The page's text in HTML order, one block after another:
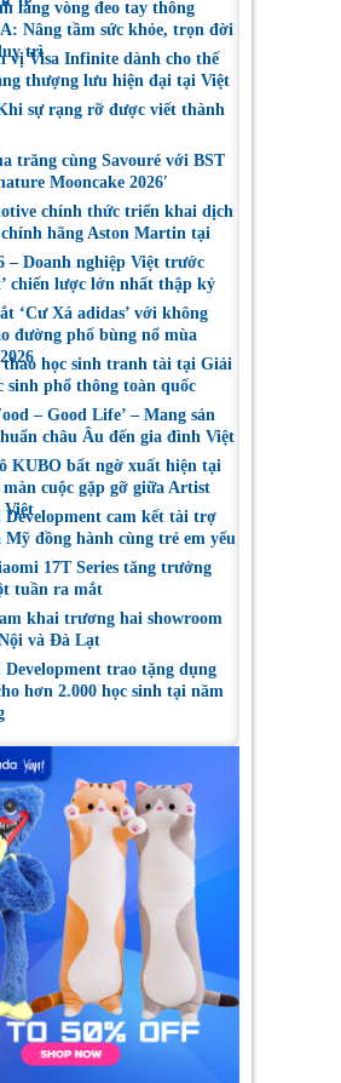
làng vòng đeo tay thông
Nâng tầm sức khỏe, trọn đời
trì
vị Visa Infinite dành cho thế
thượng lưu hiện đại tại Việt
sự rạng rỡ được viết thành
trăng cùng Savouré với BST
Mooncake 2026′
chính thức triển khai dịch
hãng Aston Martin tại
– Doanh nghiệp Việt trước
chiến lược lớn nhất thập kỷ
‘Cư Xá adidas’ với không
đường phố bùng nổ mùa
thao học sinh tranh tài tại Giải
sinh phổ thông toàn quốc
– Good Life’ – Mang sản
châu Âu đến gia đình Việt
KUBO bất ngờ xuất hiện tại
cuộc gặp gỡ giữa Artist
Việt
cam kết tài trợ
Mỹ đồng hành cùng trẻ em yếu
17T Series tăng trưởng
tuần ra mắt
khai trương hai showroom
và Đà Lạt
trao tặng dụng
hơn 2.000 học sinh tại năm